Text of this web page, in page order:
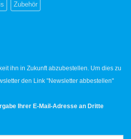
Zubehör
ihn in Zukunft abzubestellen. Um dies zu
den Link "Newsletter abbestellen"
Ihrer E-Mail-Adresse an Dritte